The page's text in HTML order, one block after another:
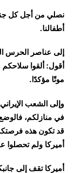
نصلي من أجل كل
أطفالنا.
إلى عناصر الحرس
أقول: ألقوا
موتًا مؤكدًا.
وإلى الشعب
في منازلكم،
قد تكون هذه
أميركا ولم تحصلوا
أميركا تقف إلى